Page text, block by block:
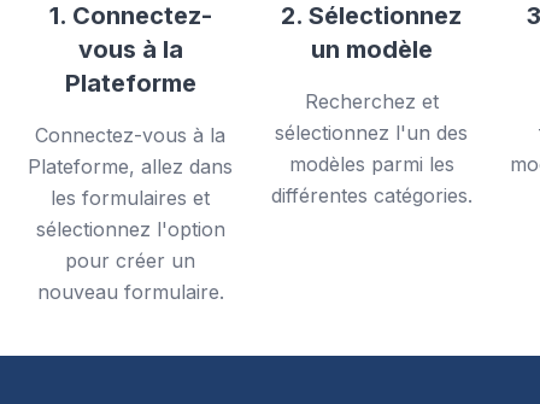
1. Connectez-
vous à la
Plateforme
Connectez-vous à la
Plateforme, allez dans
les formulaires et
sélectionnez l'option
pour créer un
nouveau formulaire.
2. Sélectionnez
un modèle
Recherchez et
sélectionnez l'un des
modèles parmi les
différentes catégories.